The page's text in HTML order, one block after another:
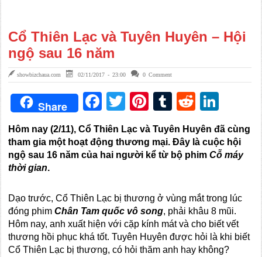
Cổ Thiên Lạc và Tuyên Huyên – Hội
ngộ sau 16 năm
showbizchaua.com 02/11/2017 - 23:00 0 Comment
Share Facebook
TwitterPinterest
TumblrReddit
Hôm nay (2/11), Cổ Thiên Lạc và Tuyên Huyên đã cùng
tham gia một hoạt động thương mại. Đây là cuộc hội
ngộ sau 16 năm của hai người kể từ bộ phimCỗ máy
thời gian.
Dạo trước, Cổ Thiên Lạc bị thương ở vùng mắt trong lúc
đóng phimChân Tam quốc vô song, phải khâu 8 mũi.
Hôm nay, anh xuất hiện với cặp kính mát và cho biết vết
thương hồi phục khá tốt. Tuyên Huyên được hỏi là khi biết
Cổ Thiên Lạc bị thương, có hỏi thăm anh hay không?